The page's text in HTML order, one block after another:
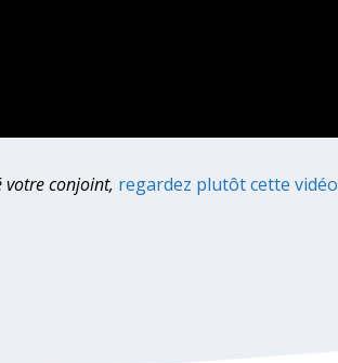
votre conjoint, regardez plutôt cette vidéo